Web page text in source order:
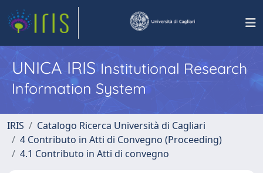
UNICA IRISInstitutional Research
Information System
IRIS
Catalogo Ricerca Università di Cagliari
4 Contributo in Atti di Convegno (Proceeding)
4.1 Contributo in Atti di convegno